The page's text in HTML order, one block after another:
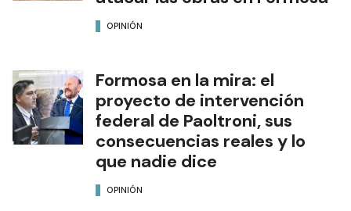
OPINIÓN
Formosa en la mira: el
proyecto de intervención
federal de Paoltroni, sus
consecuencias reales y lo
que nadie dice
OPINIÓN